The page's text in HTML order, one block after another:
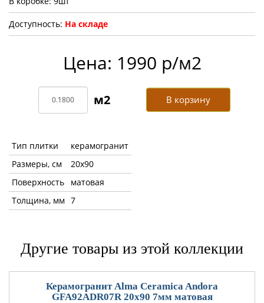
Доступность: На складе
Цена: 1990 р/м2
В корзину
Тип плитки
керамогранит
Размеры, см
20x90
Поверхность
матовая
Толщина, мм 7
Другие товары из этой коллекции
Керамогранит Alma Ceramica Andora
GFA92ADR07R 20x90 7мм матовая